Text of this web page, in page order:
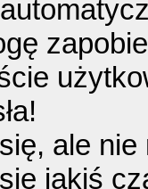
ale
jakiś